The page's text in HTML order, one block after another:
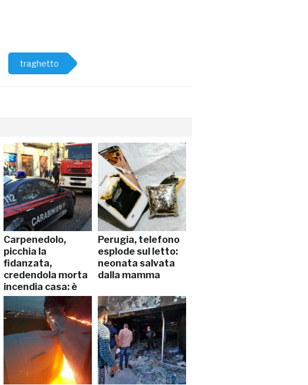
traghetto
Carpenedolo,
picchia la
fidanzata,
credendola morta
incendia casa: è
salva
Perugia, telefono
esplode sul letto:
neonata salvata
dalla mamma